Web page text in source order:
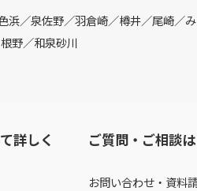
浜／泉佐野／羽倉崎／樽井／尾崎／
野／和泉砂川
詳しく
ご質問・ご相談
お問い合わせ・資料